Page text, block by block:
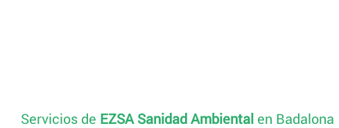
Servicios de EZSA Sanidad Ambiental en Badalona